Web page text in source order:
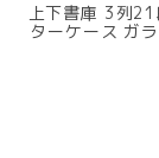
上下書庫 3列
ターケース ガ